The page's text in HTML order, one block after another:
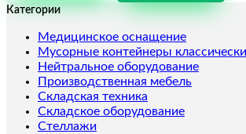
ЗВЭ-900-
Категории
Медицинское оснащение
Мусорные контейнеры
Нейтральное оборудование
Производственная мебель
Складская техника
Складское оборудование
Стеллажи